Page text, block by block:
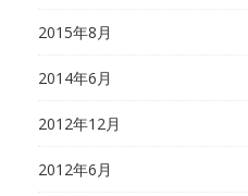
2015年8月
2014年6月
2012年12月
2012年6月